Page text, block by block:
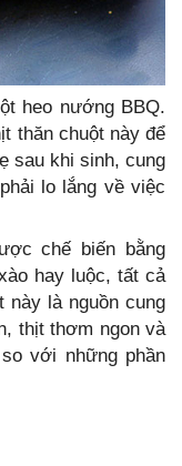
heo nướng BBQ.
thăn chuột này để
sau khi sinh, cung
lo lắng về việc
chế biến bằng
hay luộc, tất cả
này là nguồn cung
thịt thơm ngon và
với những phần